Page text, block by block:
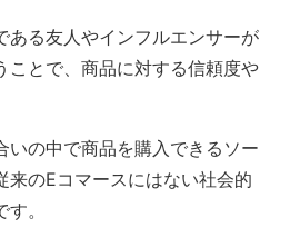
ある友人やインフルエンサーが
ことで、商品に対する信頼度や
いの中で商品を購入できるソー
来のEコマースにはない社会的
。